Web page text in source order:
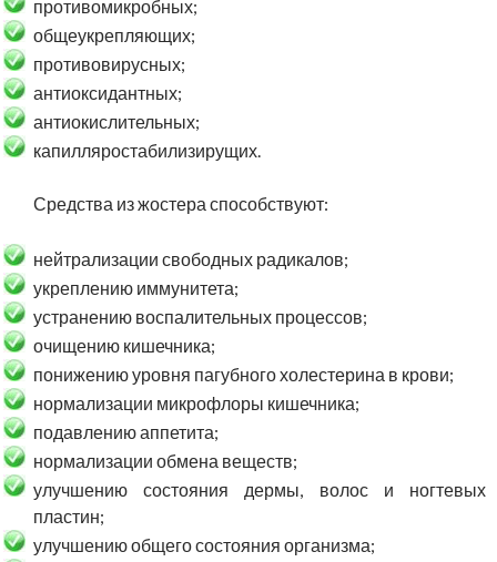
противомикробных;
общеукрепляющих;
противовирусных;
антиоксидантных;
антиокислительных;
капилляростабилизирущих.
Средства из жостера способствуют:
нейтрализации свободных радикалов;
укреплению иммунитета;
устранению воспалительных процессов;
очищению кишечника;
понижению уровня пагубного холестерина в крови;
нормализации микрофлоры кишечника;
подавлению аппетита;
нормализации обмена веществ;
улучшению состояния дермы, волос и ногтевых
пластин;
улучшению общего состояния организма;